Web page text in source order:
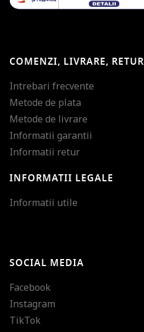
COMENZI, LIVRARE, RETUR
Intrebari frecvente
Metode de plata
Metode de livrare
Informatii garantii
Informatii retur
INFORMATII LEGALE
Informatii utile
SOCIAL MEDIA
Facebook
Instagram
TikTok